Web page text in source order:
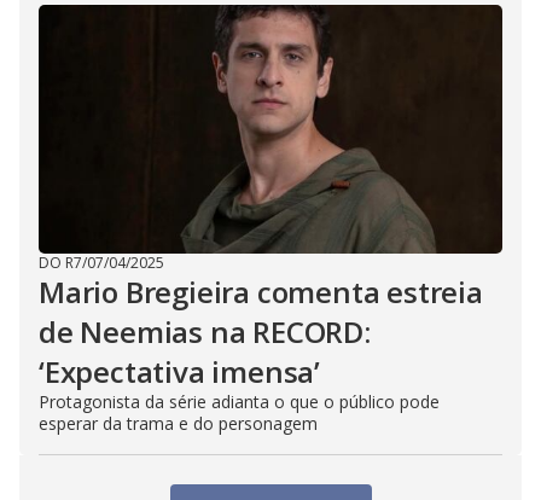
DO R7/07/04/2025
Mario Bregieira comenta estreia
de Neemias na RECORD:
‘Expectativa imensa’
Protagonista da série adianta o que o público pode
esperar da trama e do personagem